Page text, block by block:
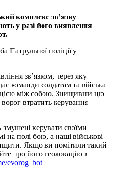
комплекс зв’язку
у разі його виявлення
Патрульної поліції у
зв’язком, через яку
команди солдатам та війська
між собою. Знищивши цю
втратить керування
змушені керувати своїми
на полі бою, а наші військові
Якщо ви помітили такий
про його геолокацію в
evorog_bot.